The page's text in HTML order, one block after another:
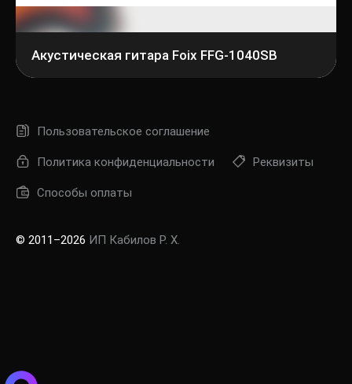
Акустическая гитара Foix FFG-1040SB
Пользовательское соглашение
Политика конфиденциальности Реквизиты
Способы оплаты
© 2011–2026 ИП Кабилов Р. Х.